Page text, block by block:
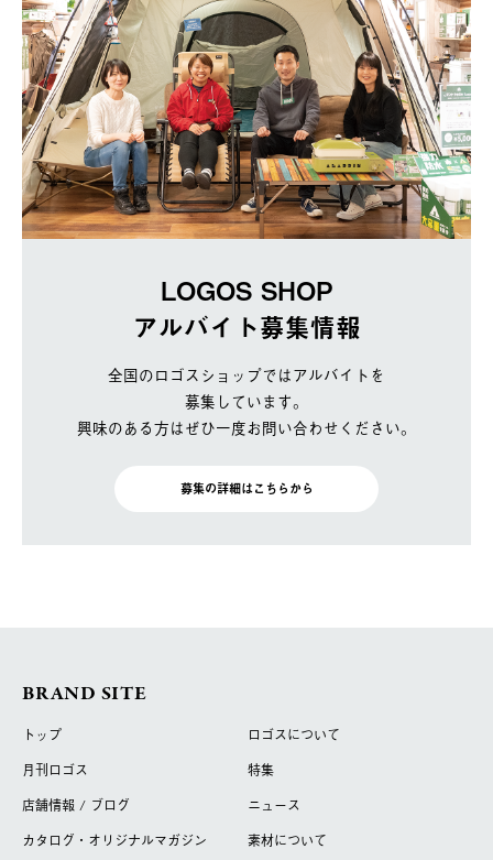
LOGOS SHOP
アルバイト募集情報
全国のロゴスショップではアルバイトを
募集しています。
興味のある方はぜひ一度お問い合わせください。
募集の詳細はこちらから
BRAND SITE
トップ
ロゴスについて
月刊ロゴス
特集
店舗情報 / ブログ
ニュース
カタログ・オリジナルマガジン
素材について